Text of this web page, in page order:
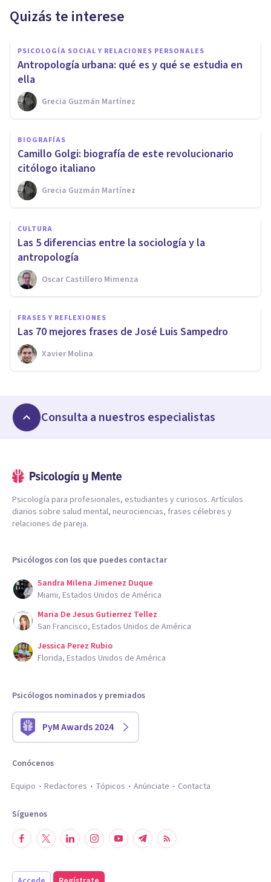
Quizás te interese
PSICOLOGÍA SOCIAL Y RELACIONES PERSONALES
Antropología urbana: qué es y qué se estudia en
ella
Grecia Guzmán Martínez
BIOGRAFÍAS
Camillo Golgi: biografía de este revolucionario
citólogo italiano
Grecia Guzmán Martínez
CULTURA
Las 5 diferencias entre la sociología y la
antropología
Oscar Castillero Mimenza
FRASES Y REFLEXIONES
Las 70 mejores frases de José Luis Sampedro
Xavier Molina
Consulta a nuestros especialistas
Psicología para profesionales, estudiantes y curiosos. Artículos
diarios sobre salud mental, neurociencias, frases célebres y
relaciones de pareja.
Psicólogos con los que puedes contactar
Sandra Milena Jimenez Duque
Miami, Estados Unidos de América
Maria De Jesus Gutierrez Tellez
San Francisco, Estados Unidos de América
Jessica Perez Rubio
Florida, Estados Unidos de América
Psicólogos nominados y premiados
PyM Awards 2024
Conócenos
Equipo
Redactores Tópicos Anúnciate Contacta
Síguenos